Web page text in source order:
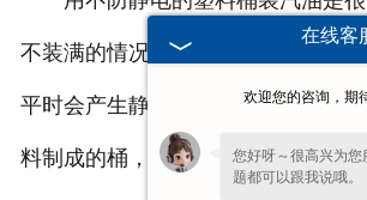
不装满的情况下，塑料桶内壁上的静
平时会产生静电火花，造成。解决办
料制成的桶，切实没办法时，一定要
在线客
欢迎您的咨询，期
您好呀～很高兴为您
题都可以跟我说哦。